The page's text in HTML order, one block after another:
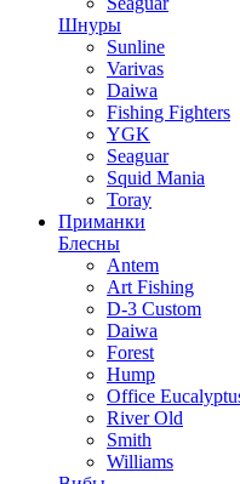
Шнуры
Sunline
Varivas
Daiwa
Fishing Fighters
YGK
Seaguar
Squid Mania
Toray
Приманки
Блесны
Antem
Art Fishing
D-3 Custom
Daiwa
Forest
Hump
Office
River Old
Smith
Williams